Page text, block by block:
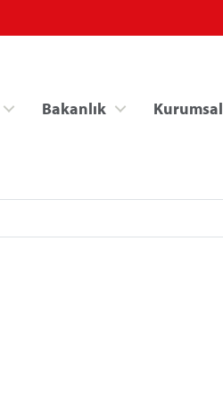
Bakanlık Kurumsal